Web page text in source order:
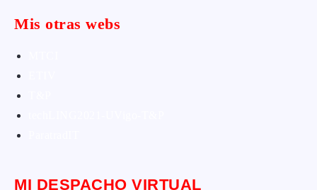
Mis otras webs
MI DESPACHO VIRTUAL